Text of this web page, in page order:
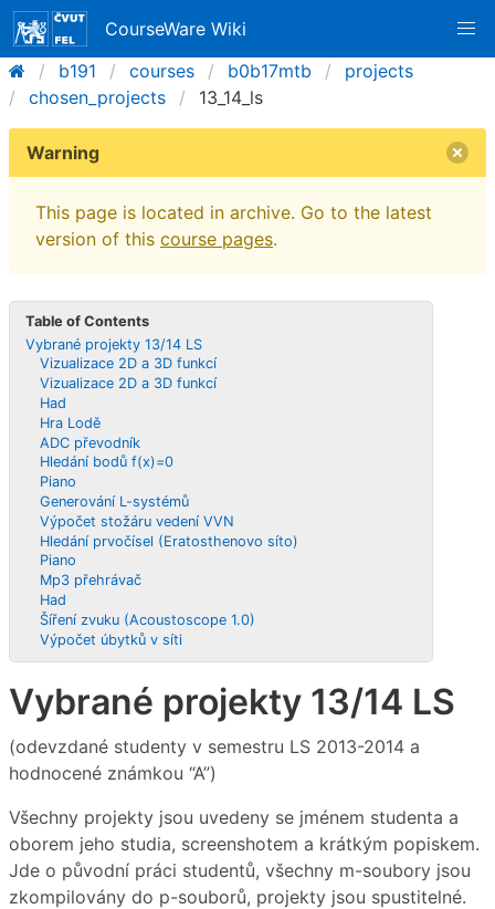
CourseWare Wiki
b191
courses b0b17mtb
projects
chosen_projects
13_14_ls
Warning
This page is located in archive. Go to the latest
version of this course pages.
Table of Contents
Vybrané projekty 13/14 LS
Vizualizace 2D a 3D funkcí
Vizualizace 2D a 3D funkcí
Had
Hra Lodě
ADC převodník
Hledání bodů f(x)=0
Piano
Generování L-systémů
Výpočet stožáru vedení VVN
Hledání prvočísel (Eratosthenovo síto)
Piano
Mp3 přehrávač
Had
Šíření zvuku (Acoustoscope 1.0)
Výpočet úbytků v síti
Vybrané projekty 13/14 LS
(odevzdané studenty v semestru LS 2013-2014 a
hodnocené známkou “A”)
Všechny projekty jsou uvedeny se jménem studenta a
oborem jeho studia, screenshotem a krátkým popiskem.
Jde o původní práci studentů, všechny m-soubory jsou
zkompilovány do p-souborů, projekty jsou spustitelné.